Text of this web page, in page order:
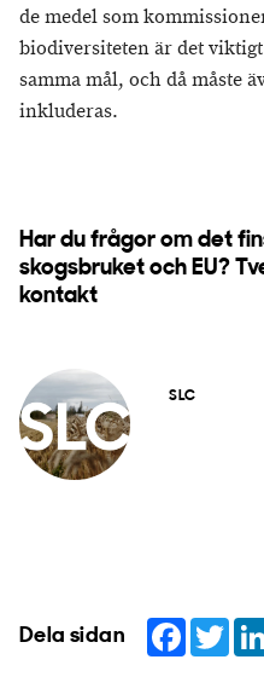
de medel som
biodiversiteten är det
samma mål, och då måste
inkluderas.
Har du frågor om det
skogsbruket och EU?
kontakt
SLC
Dela sidan